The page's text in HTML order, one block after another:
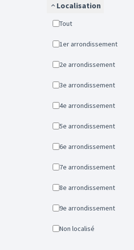
Localisation
Tout
1er arrondissement
2e arrondissement
3e arrondissement
4e arrondissement
5e arrondissement
6e arrondissement
7e arrondissement
8e arrondissement
9e arrondissement
Non localisé